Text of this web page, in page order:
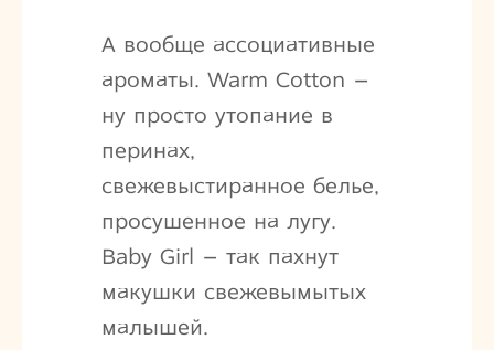
А вообще ассоциативные
ароматы. Warm Cotton –
ну просто утопание в
перинах,
свежевыстиранное белье,
просушенное на лугу.
Baby Girl – так пахнут
макушки свежевымытых
малышей.